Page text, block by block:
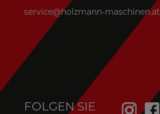
service@holzmann-maschinen.at
FOLGEN SIE